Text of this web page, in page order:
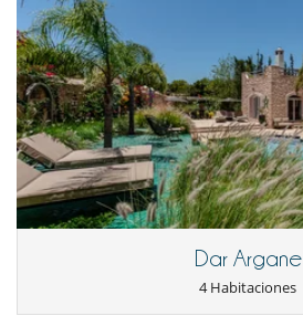
Dar Argane
4 Habitaciones